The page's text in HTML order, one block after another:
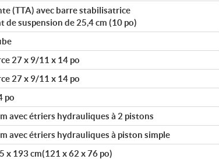
(TTA) avec barre stabilisatrice
suspension de 25,4 cm (10 po)
27 x 9/11 x 14 po
27 x 9/11 x 14 po
po
avec étriers hydrauliques à 2 pistons
avec étriers hydrauliques à piston simple
x 193 cm(121 x 62 x 76 po)